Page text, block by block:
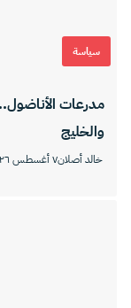
سياسة
مدرعات
والخليج
خالد أصلان٧ أغسطس ٢٠٢٦